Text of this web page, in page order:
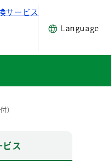
サービス
Language
）
ス